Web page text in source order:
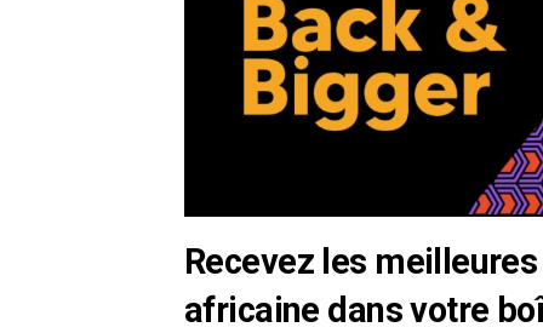
Recevez les
africaine dans votre